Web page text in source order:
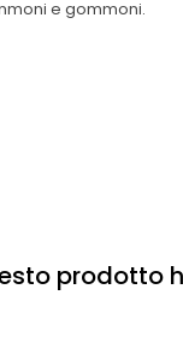
e gommoni.
prodotto